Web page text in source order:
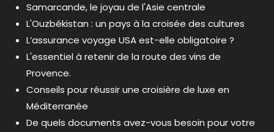
Samarcande, le joyau de l'Asie centrale
L'Ouzbékistan : un pays à la croisée des cultures
L’assurance voyage USA est-elle obligatoire ?
L'essentiel à retenir de la route des vins de
Provence.
Conseils pour réussir une croisière de luxe en
Méditerranée
De quels documents avez-vous besoin pour votre